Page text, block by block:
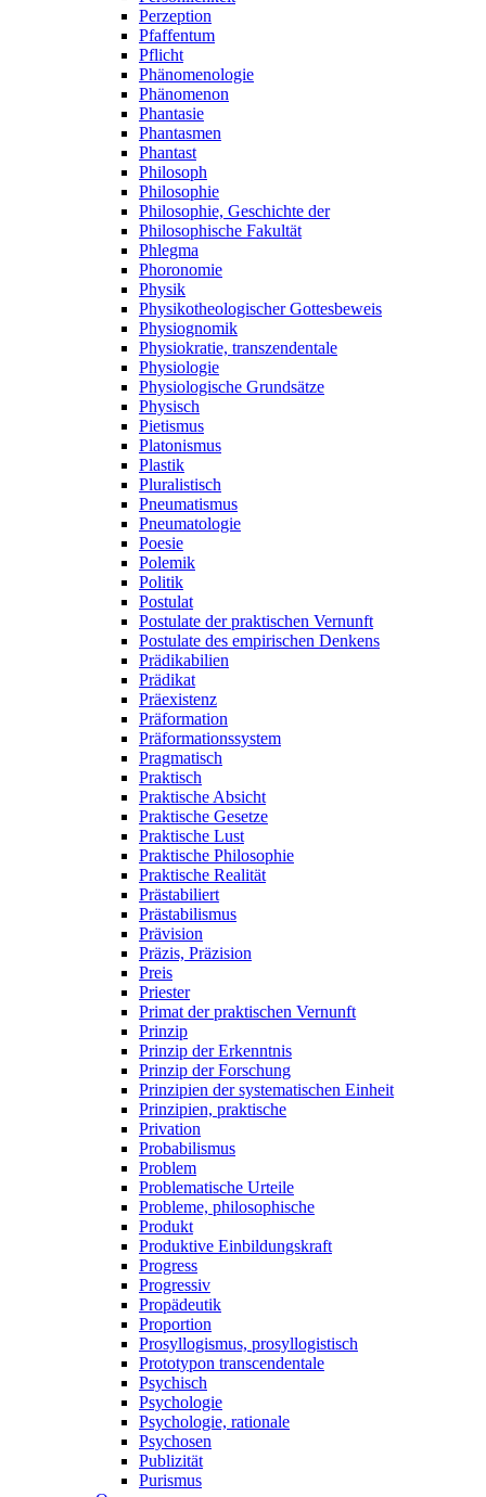
Perzeption
Pfaffentum
Pflicht
Phänomenologie
Phänomenon
Phantasie
Phantasmen
Phantast
Philosoph
Philosophie
Philosophie, Geschichte der
Philosophische Fakultät
Phlegma
Phoronomie
Physik
Physikotheologischer Gottesbeweis
Physiognomik
Physiokratie, transzendentale
Physiologie
Physiologische Grundsätze
Physisch
Pietismus
Platonismus
Plastik
Pluralistisch
Pneumatismus
Pneumatologie
Poesie
Polemik
Politik
Postulat
Postulate der praktischen Vernunft
Postulate des empirischen Denkens
Prädikabilien
Prädikat
Präexistenz
Präformation
Präformationssystem
Pragmatisch
Praktisch
Praktische Absicht
Praktische Gesetze
Praktische Lust
Praktische Philosophie
Praktische Realität
Prästabiliert
Prästabilismus
Prävision
Präzis, Präzision
Preis
Priester
Primat der praktischen Vernunft
Prinzip
Prinzip der Erkenntnis
Prinzip der Forschung
Prinzipien der systematischen Einheit
Prinzipien, praktische
Privation
Probabilismus
Problem
Problematische Urteile
Probleme, philosophische
Produkt
Produktive Einbildungskraft
Progress
Progressiv
Propädeutik
Proportion
Prosyllogismus, prosyllogistisch
Prototypon transcendentale
Psychisch
Psychologie
Psychologie, rationale
Psychosen
Publizität
Purismus